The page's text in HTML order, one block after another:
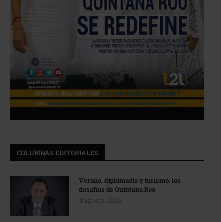
COLUMNAS EDITORIALES
Verano, diplomacia y turismo: los
desafíos de Quintana Roo
4 agosto, 2026